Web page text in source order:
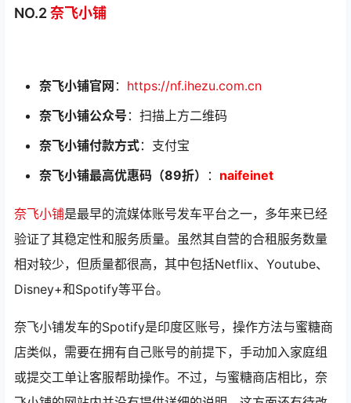
NO.2奈飞小铺
奈飞小铺官网 ： https://nf.ihezu.com.cn
奈飞小铺公众号 ：扫描上方二维码
奈飞小铺付款方式：支付宝
奈飞小铺最高优惠码（89折）
： naifeinet
奈飞小铺是最早的流媒体账号发车平台之一，多年来已经
验证了其稳定性和服务质量。虽然其自营的合租服务数量
相对较少，但质量都很高，其中包括Netflix、Youtube、
Disney+和Spotify等平台。
奈飞小铺发车的Spotify是印度区账号，操作方法与蜜糖商
店类似，需要在拥有自己账号的前提下，手动加入家庭组
或提交工单让客服帮助操作。不过，与蜜糖商店相比，奈